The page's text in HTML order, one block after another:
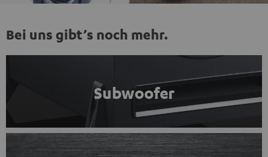
Bei uns gibt’s noch mehr.
Subwoofer